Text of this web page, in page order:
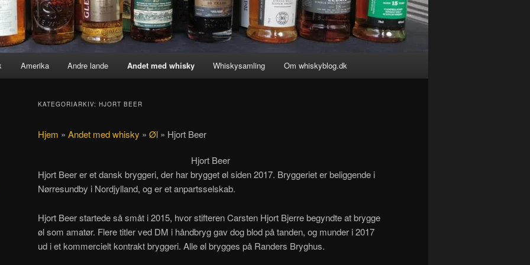
Amerika Andre lande Andet med whisky Whiskysamling Om whiskyblog.dk
KATEGORIARKIV: HJORT BEER
Hjem » Andet med whisky » Øl » Hjort Beer
Hjort Beer
Hjort Beer er et dansk bryggeri, der har brygget øl siden 2017. Bryggeriet er beliggende i
Nørresundby i Nordjylland, og er et anpartsselskab.
Hjort Beer startede så småt i 2015, hvor stifteren Carsten Hjort Bjerre begyndte at brygge
øl som amatør. Flere titler ved DM i håndbryg gav dog blod på tanden, og munder i 2017
ud i et kommercielt kontrakt bryggeri. Alle øl brygges på Randers Bryghus.